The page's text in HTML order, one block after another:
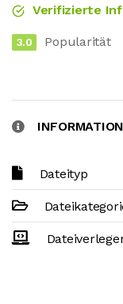
Verifizierte
3.0 Popularität
Dateityp